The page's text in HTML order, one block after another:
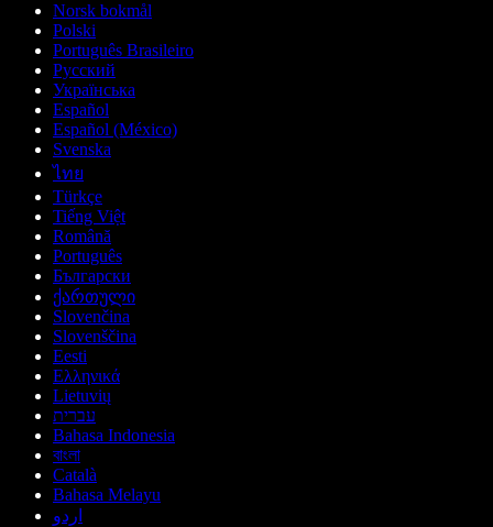
Norsk bokmål
Polski
Português Brasileiro
Русский
Українська
Español
Español (México)
Svenska
ไทย
Türkçe
Tiếng Việt
Română
Português
Български
ქართული
Slovenčina
Slovenščina
Eesti
Ελληνικά
Lietuvių
עברית
Bahasa Indonesia
বাংলা
Català
Bahasa Melayu
اردو